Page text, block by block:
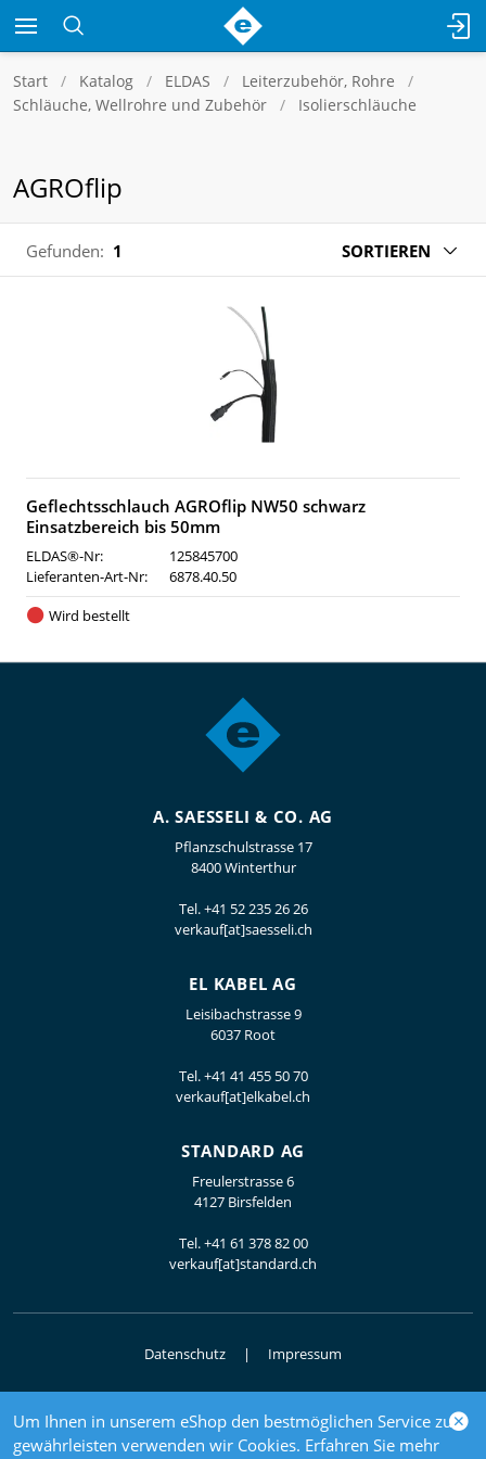
Um Ihnen in unserem eShop den bestmöglichen Service zu
gewährleisten verwenden wir Cookies. Erfahren Sie mehr
Start Katalog ELDAS
Leiterzubehör, Rohre
Schläuche, Wellrohre und Zubehör
Isolierschläuche
AGROflip
Gefunden: 1 SORTIEREN
Geflechtsschlauch AGROflip NW50 schwarz
Einsatzbereich bis 50mm
ELDAS®-Nr:
125845700
Lieferanten-Art-Nr:
6878.40.50
Wird bestellt
A. SAESSELI & CO. AG
Pflanzschulstrasse 17
8400 Winterthur
Tel.+41 52 235 26 26
verkauf[at]saesseli.ch
EL KABEL AG
Leisibachstrasse 9
6037 Root
Tel.+41 41 455 50 70
verkauf[at]elkabel.ch
STANDARD AG
Freulerstrasse 6
4127 Birsfelden
Tel.+41 61 378 82 00
verkauf[at]standard.ch
Datenschutz Impressum
© 2026 Elektrogrosshandel
powered by polynorm